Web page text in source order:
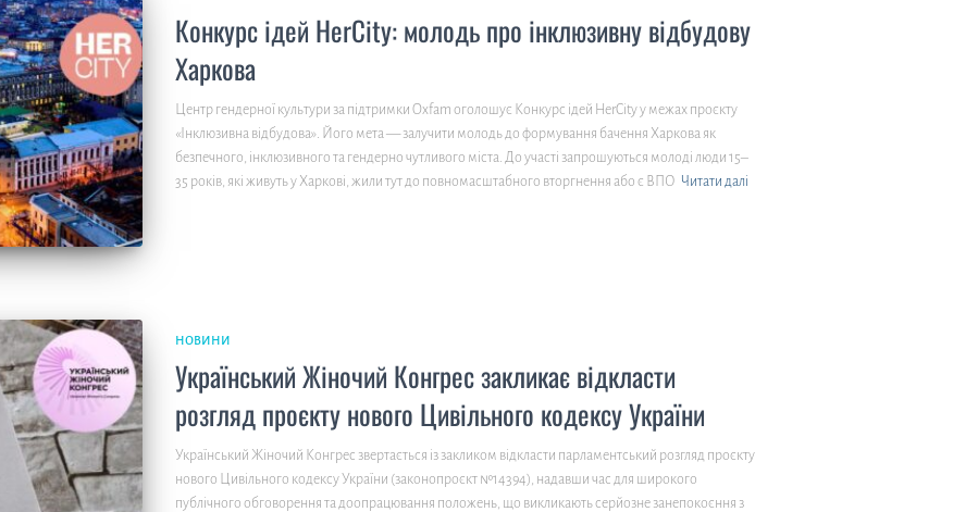
Конкурс ідей HerCity: молодь про інклюзивну відбудову
Харкова
Центр гендерної культури за підтримки Oxfam оголошує Конкурс ідей HerCity у межах проєкту
«Інклюзивна відбудова». Його мета — залучити молодь до формування бачення Харкова як
безпечного, інклюзивного та гендерно чутливого міста. До участі запрошуються молоді люди 15–
35 років, які живуть у Харкові, жили тут до повномасштабного вторгнення або є ВПО Читати далі
НОВИНИ
Український Жіночий Конгрес закликає відкласти
розгляд проєкту нового Цивільного кодексу України
Український Жіночий Конгрес звертається із закликом відкласти парламентський розгляд проєкту
нового Цивільного кодексу України (законопроєкт №14394), надавши час для широкого
публічного обговорення та доопрацювання положень, що викликають серйозне занепокоєння з